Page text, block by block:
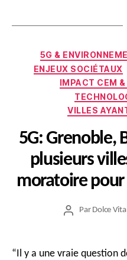
5G &
ENJEUX SOCIÉTAUX
IMPACT CEM
VILLES
5G: Grenoble,
plusieurs
moratoire
Auteur
Par Dolce Vita
“Il y a une vraie question